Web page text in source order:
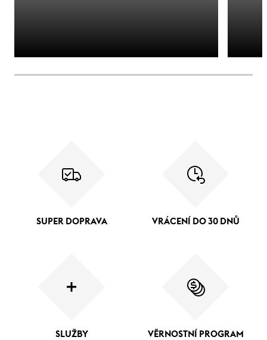
SUPER DOPRAVA VRÁCENÍ DO 30 DNŮ
SLUŽBY VĚRNOSTNÍ PROGRAM